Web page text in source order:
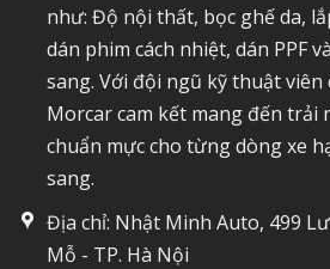
như: Độ nội thất, bọc ghế da,
dán phim cách nhiệt, dán PPF
sang. Với đội ngũ kỹ thuật viên
Morcar cam kết mang đến trải
chuẩn mực cho từng dòng xe
sang.
Địa chỉ: Nhật Minh Auto, 499
Mỗ - TP. Hà Nội